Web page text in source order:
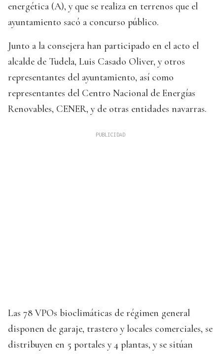
energética (A), y que se realiza en terrenos que el
ayuntamiento sacó a concurso público.
Junto a la consejera han participado en el acto el
alcalde de Tudela, Luis Casado Oliver, y otros
representantes del ayuntamiento, así como
representantes del Centro Nacional de Energías
Renovables, CENER, y de otras entidades navarras.
Las 78 VPOs bioclimáticas de régimen general
disponen de garaje, trastero y locales comerciales, se
distribuyen en 5 portales y 4 plantas, y se sitúan